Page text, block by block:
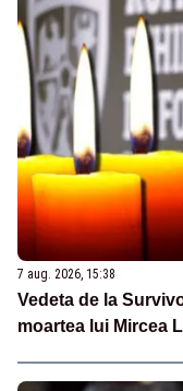
7 aug. 2026, 15:38
Vedeta de la
moartea lui Mircea